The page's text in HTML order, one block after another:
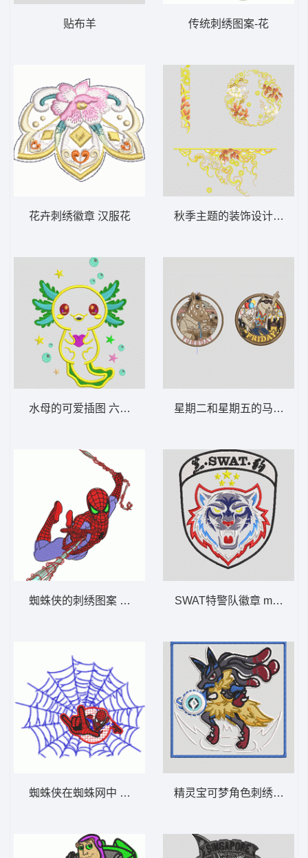
贴布羊
花卉刺绣徽章 汉服花
水母的可爱插图 六角恐龙鱼
蜘蛛侠的刺绣图案 蜘蛛侠
蜘蛛侠在蜘蛛网中 蜘蛛侠
传统刺绣图案-花
秋季主题的装饰设计汉服
星期二和星期五的马匹
SWAT特警队徽章 m0102